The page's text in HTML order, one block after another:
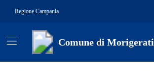
Regione Campania
Comune di Morigerati